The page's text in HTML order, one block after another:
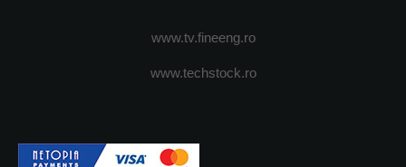
www.tv.fineeng.ro
www.techstock.ro